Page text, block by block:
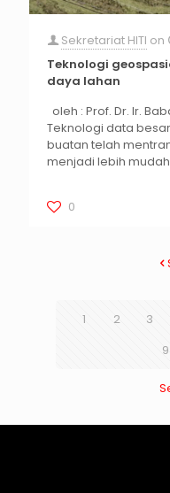
Sekretariat HITI on
Teknologi
daya lahan
oleh : Prof. Dr. Ir.
Teknologi data
buatan telah
menjadi lebih mudah
0
1 2 3
9